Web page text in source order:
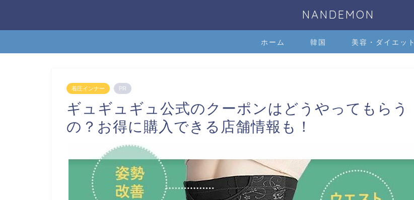
NANDEMON
ホーム 韓国 美容・ダイエット
着圧インナー PR
ギュギュギュ公式のクーポンはどうやってもらう
の？お得に購入できる店舗情報も！